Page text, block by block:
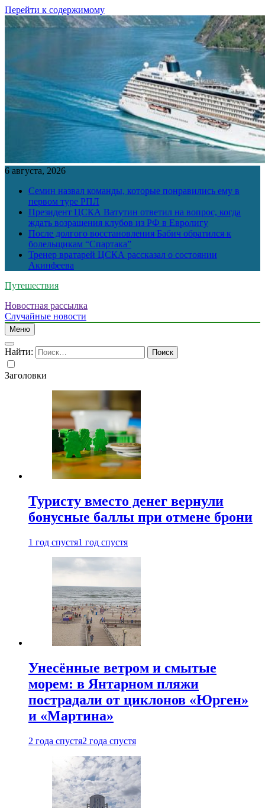
Перейти к содержимому
6 августа, 2026
Семин назвал команды, которые понравились ему в
первом туре РПЛ
Президент ЦСКА Ватутин ответил на вопрос, когда
ждать возращения клубов из РФ в Евролигу
После долгого восстановления Бабич обратился к
болельщикам “Спартака”
Тренер вратарей ЦСКА рассказал о состоянии
Акинфеева
Путешествия
Новостная рассылка
Случайные новости
Меню
Найти:
Заголовки
Туристу вместо денег вернули
бонусные баллы при отмене брони
1 год спустя1 год спустя
Унесённые ветром и смытые
морем: в Янтарном пляжи
пострадали от циклонов «Юрген»
и «Мартина»
2 года спустя2 года спустя